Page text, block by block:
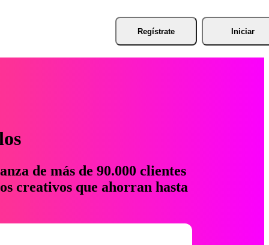
Regístrate Iniciar
de más de 90.000 clientes
creativos que ahorran hasta